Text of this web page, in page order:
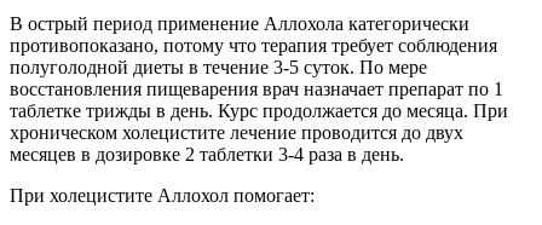
В острый период применение Аллохола категорически
противопоказано, потому что терапия требует соблюдения
полуголодной диеты в течение 3-5 суток. По мере
восстановления пищеварения врач назначает препарат по 1
таблетке трижды в день. Курс продолжается до месяца. При
хроническом холецистите лечение проводится до двух
месяцев в дозировке 2 таблетки 3-4 раза в день.
При холецистите Аллохол помогает: